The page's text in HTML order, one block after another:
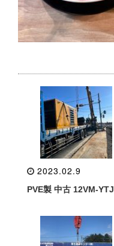
2023.02.9
PVE製 中古 12VM-YTJ